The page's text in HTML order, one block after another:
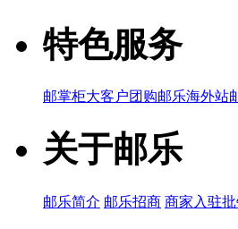
特色服务
邮掌柜大客户团购邮乐海外站
关于邮乐
邮乐简介 邮乐招商 商家入驻